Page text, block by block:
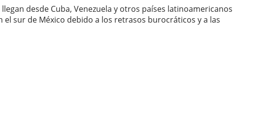
desde Cuba, Venezuela y otros países latinoamericanos
sur de México debido a los retrasos burocráticos y a las